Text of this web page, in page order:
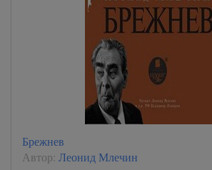
Брежнев
Автор: Леонид Млечин